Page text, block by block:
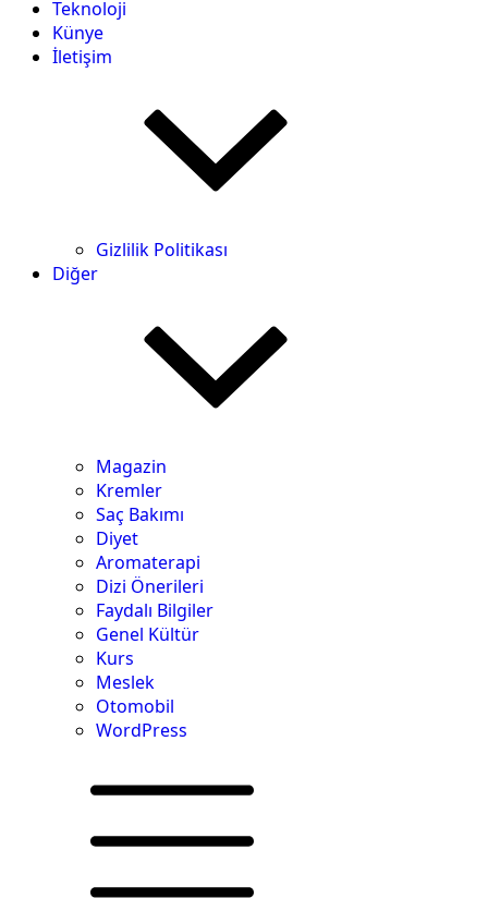
Teknoloji
Künye
İletişim
Gizlilik Politikası
Diğer
Magazin
Kremler
Saç Bakımı
Diyet
Aromaterapi
Dizi Önerileri
Faydalı Bilgiler
Genel Kültür
Kurs
Meslek
Otomobil
WordPress